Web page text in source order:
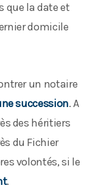
que la date et
domicile
un notaire
succession. A
des héritiers
du Fichier
volontés, si le
.